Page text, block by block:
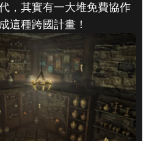
，其實有一大堆免費協作
這種跨國計畫！